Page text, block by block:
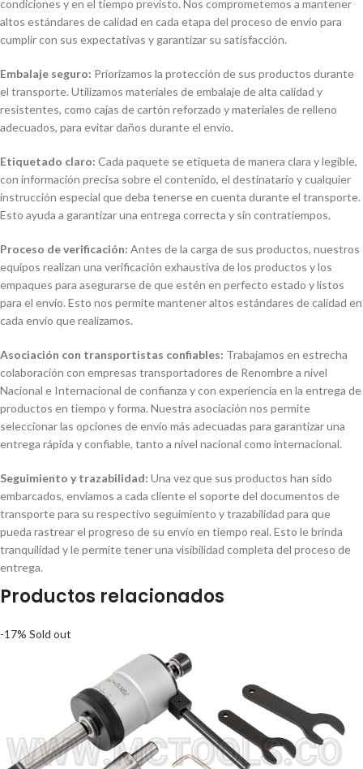
condiciones y en el tiempo previsto. Nos comprometemos a mantener
altos estándares de calidad en cada etapa del proceso de envío para
cumplir con sus expectativas y garantizar su satisfacción.
Embalaje seguro: Priorizamos la protección de sus productos durante
el transporte. Utilizamos materiales de embalaje de alta calidad y
resistentes, como cajas de cartón reforzado y materiales de relleno
adecuados, para evitar daños durante el envío.
Etiquetado claro: Cada paquete se etiqueta de manera clara y legible,
con información precisa sobre el contenido, el destinatario y cualquier
instrucción especial que deba tenerse en cuenta durante el transporte.
Esto ayuda a garantizar una entrega correcta y sin contratiempos.
Proceso de verificación: Antes de la carga de sus productos, nuestros
equipos realizan una verificación exhaustiva de los productos y los
empaques para asegurarse de que estén en perfecto estado y listos
para el envío. Esto nos permite mantener altos estándares de calidad en
cada envío que realizamos.
Asociación con transportistas confiables: Trabajamos en estrecha
colaboración con empresas transportadores de Renombre a nivel
Nacional e Internacional de confianza y con experiencia en la entrega de
productos en tiempo y forma. Nuestra asociación nos permite
seleccionar las opciones de envío más adecuadas para garantizar una
entrega rápida y confiable, tanto a nivel nacional como internacional.
Seguimiento y trazabilidad: Una vez que sus productos han sido
embarcados, enviamos a cada cliente el soporte del documentos de
transporte para su respectivo seguimiento y trazabilidad para que
pueda rastrear el progreso de su envío en tiempo real. Esto le brinda
tranquilidad y le permite tener una visibilidad completa del proceso de
entrega.
Productos relacionados
-17% Sold out